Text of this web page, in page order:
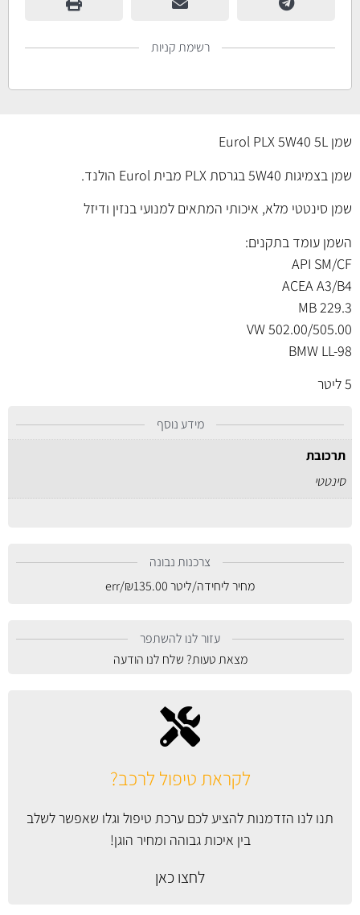
רשימת קניות
לקראת טיפול לרכב?
תנו לנו הזדמנות להציע לכם ערכת טיפול וגלו שאפשר לשלב
בין איכות גבוהה ומחיר הוגן!
לחצו כאן
שמן Eurol PLX 5W40 5L
שמן בצמיגות 5W40 בגרסת PLX מבית Eurol הולנד.
שמן סינטטי מלא, איכותי המתאים למנועי בנזין ודיזל
השמן עומד בתקנים:
API SM/CF
ACEA A3/B4
MB 229.3
VW 502.00/505.00
BMW LL-98
5 ליטר
מידע נוסף
תרכובת
סינטטי
צרכנות נבונה
מחיר ליחידה/ליטר
₪135.00
/err
עזור לנו להשתפר
מצאת טעות? שלח לנו הודעה